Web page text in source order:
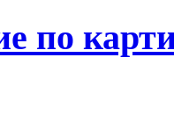
по